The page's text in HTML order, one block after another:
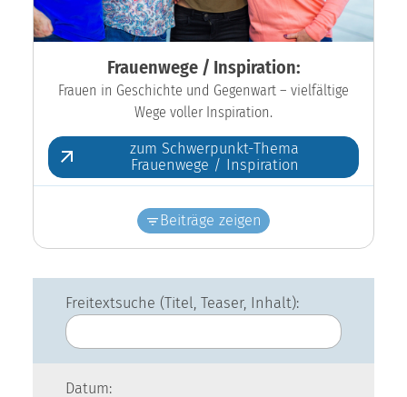
Frauenwege / Inspiration:
Frauen in Geschichte und Gegenwart – vielfältige
Wege voller Inspiration.
zum Schwerpunkt-Thema
Frauenwege / Inspiration
Beiträge zeigen
Freitextsuche (Titel, Teaser, Inhalt):
Datum: